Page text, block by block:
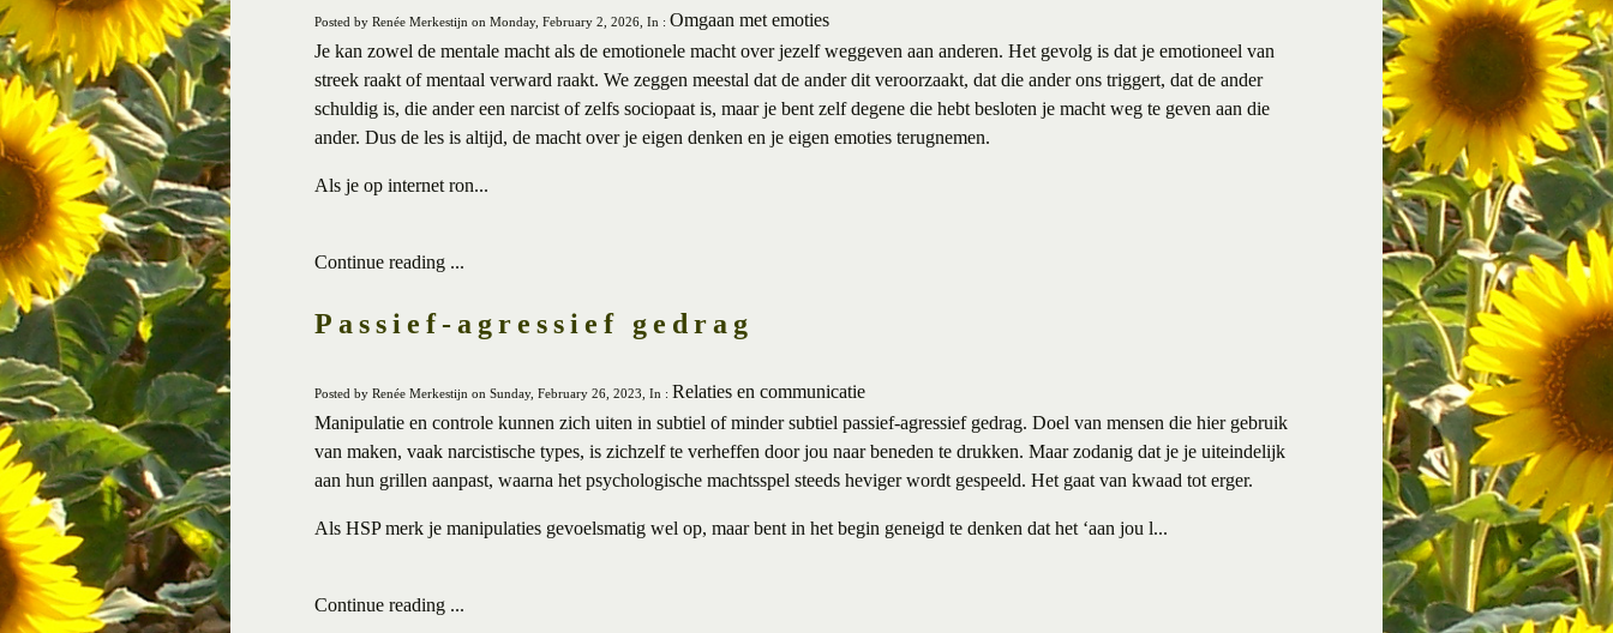
Posted by Renée Merkestijn on Monday, February 2, 2026, In : Omgaan met emoties
Je kan zowel de mentale macht als de emotionele macht over jezelf weggeven aan anderen. Het gevolg is dat je emotioneel van
streek raakt of mentaal verward raakt. We zeggen meestal dat de ander dit veroorzaakt, dat die ander ons triggert, dat de ander
schuldig is, die ander een narcist of zelfs sociopaat is, maar je bent zelf degene die hebt besloten je macht weg te geven aan die
ander. Dus de les is altijd, de macht over je eigen denken en je eigen emoties terugnemen.
Als je op internet ron...
Continue reading ...
Passief-agressief gedrag
Posted by Renée Merkestijn on Sunday, February 26, 2023, In : Relaties en communicatie
Manipulatie en controle kunnen zich uiten in subtiel of minder subtiel passief-agressief gedrag. Doel van mensen die hier gebruik
van maken, vaak narcistische types, is zichzelf te verheffen door jou naar beneden te drukken. Maar zodanig dat je je uiteindelijk
aan hun grillen aanpast, waarna het psychologische machtsspel steeds heviger wordt gespeeld. Het gaat van kwaad tot erger.
Als HSP merk je manipulaties gevoelsmatig wel op, maar bent in het begin geneigd te denken dat het ‘aan jou l...
Continue reading ...